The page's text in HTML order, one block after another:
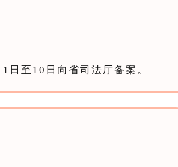
日至10日向省司法厅备案。